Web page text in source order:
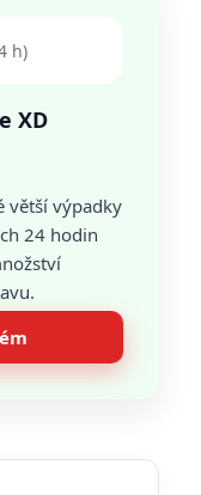
h)
XD
větší výpadky
24 hodin